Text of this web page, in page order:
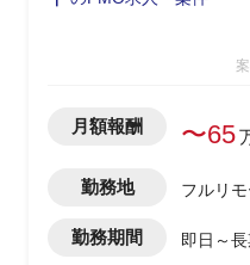
→調査
く、地
・基幹
は、弊
いく
・CRM
トは、
月額報酬 〜65
勤務地
フルリ
勤務期間 即日～